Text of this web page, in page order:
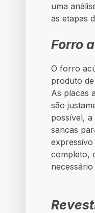
uma
as etapas
Forro
O forro
produto
As placas
são
possível,
sancas
completo,